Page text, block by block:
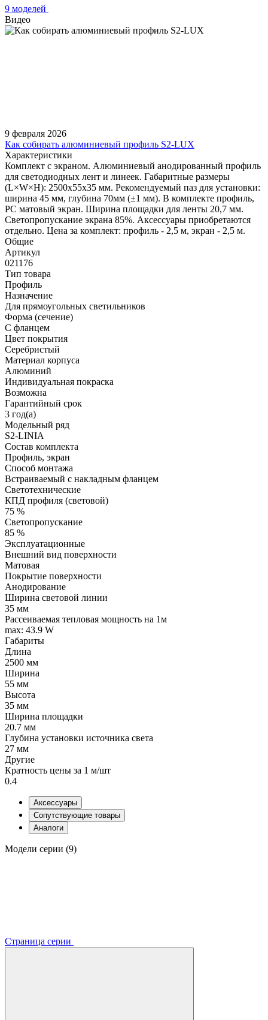
9 моделей
Видео
9 февраля 2026
Как собирать алюминиевый профиль S2-LUX
Характеристики
Комплект с экраном. Алюминиевый анодированный профиль
для светодиодных лент и линеек. Габаритные размеры
(L×W×H): 2500x55x35 мм. Рекомендуемый паз для установки:
ширина 45 мм, глубина 70мм (±1 мм). В комплекте профиль,
PC матовый экран. Ширина площадки для ленты 20,7 мм.
Светопропускание экрана 85%. Аксессуары приобретаются
отдельно. Цена за комплект: профиль - 2,5 м, экран - 2,5 м.
Общие
Артикул
021176
Тип товара
Профиль
Назначение
Для прямоугольных светильников
Форма (сечение)
С фланцем
Цвет покрытия
Серебристый
Материал корпуса
Алюминий
Индивидуальная покраска
Возможна
Гарантийный срок
3 год(а)
Модельный ряд
S2-LINIA
Состав комплекта
Профиль, экран
Способ монтажа
Встраиваемый с накладным фланцем
Светотехнические
КПД профиля (cветовой)
75 %
Светопропускание
85 %
Эксплуатационные
Внешний вид поверхности
Матовая
Покрытие поверхности
Анодирование
Ширина световой линии
35 мм
Рассеиваемая тепловая мощность на 1м
max: 43.9 W
Габариты
Длина
2500 мм
Ширина
55 мм
Высота
35 мм
Ширина площадки
20.7 мм
Глубина установки источника света
27 мм
Другие
Кратность цены за 1 м/шт
0.4
Аксессуары
Сопутствующие товары
Аналоги
Модели серии (9)
Страница серии